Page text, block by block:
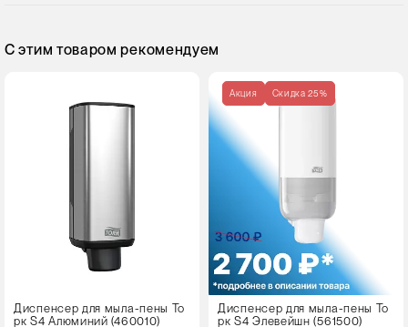
С этим товаром рекомендуем
Диспенсер для мыла-пены То
рк S4 Алюминий (460010)
Акция Cкидка 25%
Диспенсер для мыла-пены То
рк S4 Элевейшн (561500)